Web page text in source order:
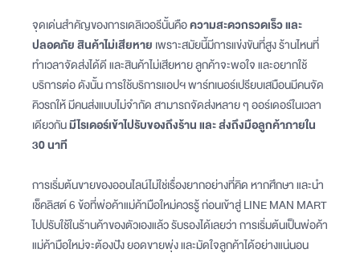
จุดเด่นสำคัญของการเดลิเวอรีนั้นคือความสะดวกรวดเร็ว และ
ปลอดภัย สินค้าไม่เสียหาย เพราะสมัยนี้มีการแข่งขันที่สูง ร้านไหนที่
ทำเวลาจัดส่งได้ดี และสินค้าไม่เสียหาย ลูกค้าจะพอใจ และอยากใช้
บริการต่อ ดังนั้น การใช้บริการแอปฯ พาร์ทเนอร์เปรียบเสมือนมีคนจัด
คิวรถให้ มีคนส่งแบบไม่จำกัด สามารถจัดส่งหลาย ๆ ออร์เดอร์ในเวลา
เดียวกันมีไรเดอร์เข้าไปรับของถึงร้าน และ ส่งถึงมือลูกค้าภายใน
30 นาที
การเริ่มต้นขายของออนไลน์ไม่ใช่เรื่องยากอย่างที่คิด หากศึกษา และนำ
เช็คลิสต์ 6 ข้อที่พ่อค้าแม่ค้ามือใหม่ควรรู้ ก่อนเข้าสู่ LINE MAN MART
ไปปรับใช้ในร้านค้าของตัวเองแล้ว รับรองได้เลยว่า การเริ่มต้นเป็นพ่อค้า
แม่ค้ามือใหม่จะต้องปัง ยอดขายพุ่ง และมัดใจลูกค้าได้อย่างแน่นอน